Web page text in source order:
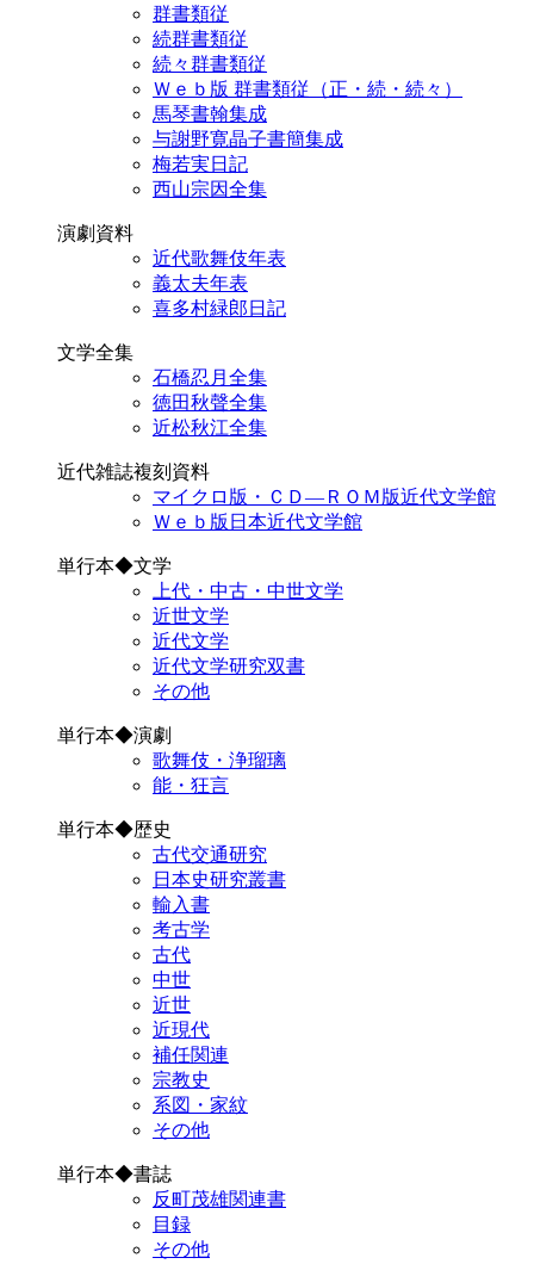
群書類従
続群書類従
続々群書類従
Ｗｅｂ版 群書類従（正・続・続々）
馬琴書翰集成
与謝野寛晶子書簡集成
梅若実日記
西山宗因全集
演劇資料
近代歌舞伎年表
義太夫年表
喜多村緑郎日記
文学全集
石橋忍月全集
徳田秋聲全集
近松秋江全集
近代雑誌複刻資料
マイクロ版・ＣＤ―ＲＯＭ版近代文学館
Ｗｅｂ版日本近代文学館
単行本◆文学
上代・中古・中世文学
近世文学
近代文学
近代文学研究双書
その他
単行本◆演劇
歌舞伎・浄瑠璃
能・狂言
単行本◆歴史
古代交通研究
日本史研究叢書
輸入書
考古学
古代
中世
近世
近現代
補任関連
宗教史
系図・家紋
その他
単行本◆書誌
反町茂雄関連書
目録
その他